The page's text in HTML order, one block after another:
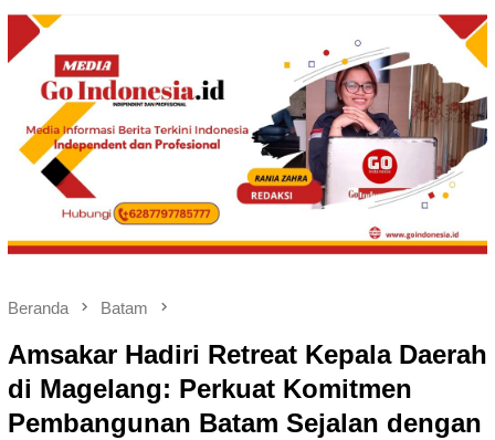
Beranda Batam
Amsakar Hadiri Retreat Kepala Daerah
di Magelang: Perkuat Komitmen
Pembangunan Batam Sejalan dengan